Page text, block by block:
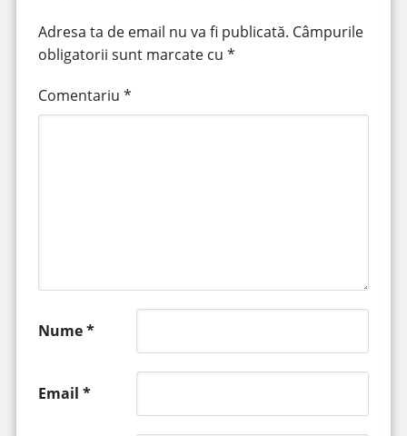
Adresa ta de email nu va fi publicată. Câmpurile
obligatorii sunt marcate cu *
Comentariu *
Nume*
Email *